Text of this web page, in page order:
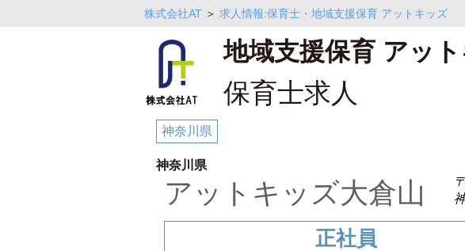
株式会社AT ＞ 求人情報:保育士・地域支援保育 アットキッズ
地域支援保育 アッ
保育士求人
神奈川県
神奈川県
アットキッズ大倉山
正社員